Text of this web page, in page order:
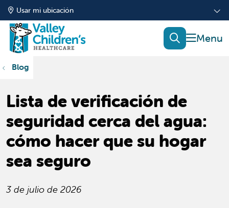
Usar mi ubicación
mostrar
buscar
Blog
Lista de verificación de
seguridad cerca del agua:
cómo hacer que su hogar
sea seguro
3 de julio de 2026